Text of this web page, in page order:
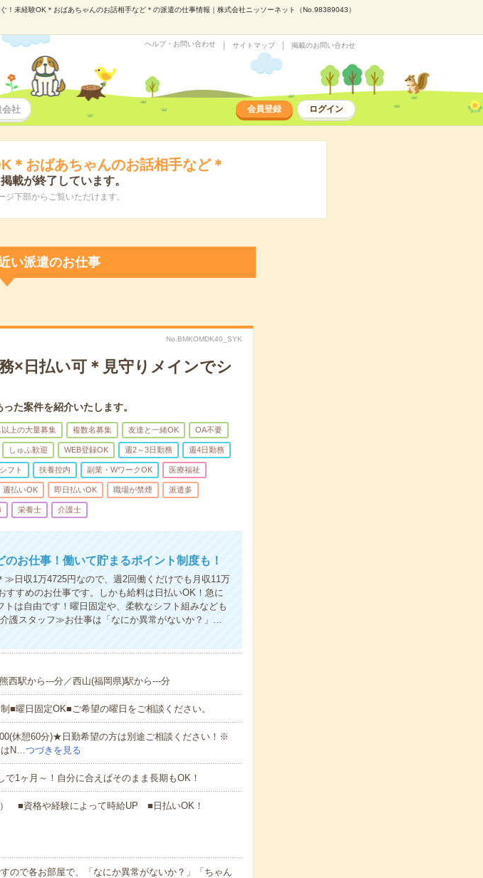
！未経験OK＊おばあちゃんのお話相手など＊の派遣の仕事情報｜株式会社ニッソーネット（No.98389043）
ヘルプ・お問い合わせ サイトマップ 掲載のお問い合わせ
会社 会員登録 ログイン
＊おばあちゃんのお話相手など＊
載が終了しています。
下部からご覧いただけます。
い派遣のお仕事
No.BMKOMDK40_SYK
×日払い可＊見守りメインでシ
た案件を紹介いたします。
以上の大量募集 複数名募集 友達と一緒OK OA不要
しゅふ歓迎 WEB登録OK 週2～3日勤務 週4日勤務
シフト 扶養控内 副業・WワークOK 医療福祉
週払いOK 即日払いOK 職場が禁煙 派遣多
栄養士 介護士
お仕事！働いて貯まるポイント制度も！
日収1万4725円なので、週2回働くだけでも月収11万
すめのお仕事です。しかも給料は日払いOK！急に
は自由です！曜日固定や、柔軟なシフト組みなども
護スタッフ≫お仕事は「なにか異常がないか？」…
西駅から---分／西山(福岡県)駅から---分
■曜日固定OK■ご希望の曜日をご相談ください。
休憩60分)★日勤希望の方は別途ご相談ください！※
はN…つづきを見る
で1ヶ月～！自分に合えばそのまま長期もOK！
） ■資格や経験によって時給UP ■日払いOK！
ので各お部屋で、「なにか異常がないか？」「ちゃん